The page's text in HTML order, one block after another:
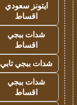
ايتونز سعودي
اقساط
شدات ببجي
اقساط
شدات ببجي تابي
شدات ببجي
اقساط